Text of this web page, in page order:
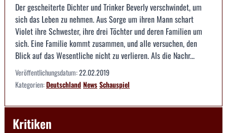
Der gescheiterte Dichter und Trinker Beverly verschwindet, um
sich das Leben zu nehmen. Aus Sorge um ihren Mann schart
Violet ihre Schwester, ihre drei Töchter und deren Familien um
sich. Eine Familie kommt zusammen, und alle versuchen, den
Blick auf das Wesentliche nicht zu verlieren. Als die Nachr...
Veröffentlichungsdatum:22.02.2019
Kategorien:DeutschlandNewsSchauspiel
Kritiken